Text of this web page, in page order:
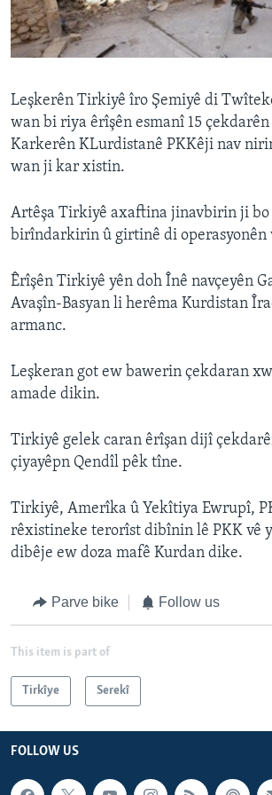
ÇAND Û HUNER
SERNIVÎS
Learning English
FOLLOW US
Leşkerên Tirkiyê îro Şemiyê di
wan bi riya êrîşên esmanî 15
Karkerên KLurdistanê PKKêji nav
wan ji kar xistin.
Artêşa Tirkiyê axaftina jinavbirin ji
birîndarkirin û girtinê di
Êrîşên Tirkiyê yên doh Înê navçeyên
Avaşîn-Basyan li herêma Kurdistan
armanc.
Leşkeran got ew bawerin çekdaran
amade dikin.
Tirkiyê gelek caran êrîşan dijî
çiyayêpn Qendîl pêk tîne.
Tirkiyê, Amerîka û Yekîtiya Ewrupî,
rêxistineke terorîst dibînin lê PKK vê
dibêje ew doza mafê Kurdan dike.
Parve bike Follow us
This item is part of
Tirkîye Serekî
FOLLOW US